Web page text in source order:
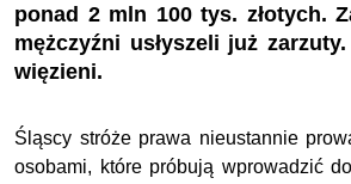
ponad 2 mln 100 tys. złotych.
mężczyźni usłyszeli już
więzieni.
Śląscy stróże prawa nieustannie
osobami, które próbują wprowadzić